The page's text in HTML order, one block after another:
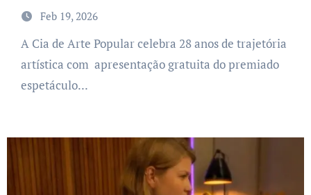
Feb 19, 2026
A Cia de Arte Popular celebra 28 anos de trajetória
artística com apresentação gratuita do premiado
espetáculo...